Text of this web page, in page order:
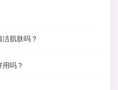
肌肤吗？
吗？